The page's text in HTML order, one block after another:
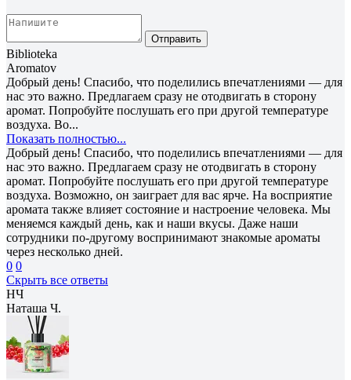
Отправить
Biblioteka
Aromatov
Добрый день! Спасибо, что поделились впечатлениями — для
нас это важно. Предлагаем сразу не отодвигать в сторону
аромат. Попробуйте послушать его при другой температуре
воздуха. Во...
Показать полностью...
Добрый день! Спасибо, что поделились впечатлениями — для
нас это важно. Предлагаем сразу не отодвигать в сторону
аромат. Попробуйте послушать его при другой температуре
воздуха. Возможно, он заиграет для вас ярче. На восприятие
аромата также влияет состояние и настроение человека. Мы
меняемся каждый день, как и наши вкусы. Даже наши
сотрудники по-другому воспринимают знакомые ароматы
через несколько дней.
0 0
Скрыть все ответы
НЧ
Наташа Ч.